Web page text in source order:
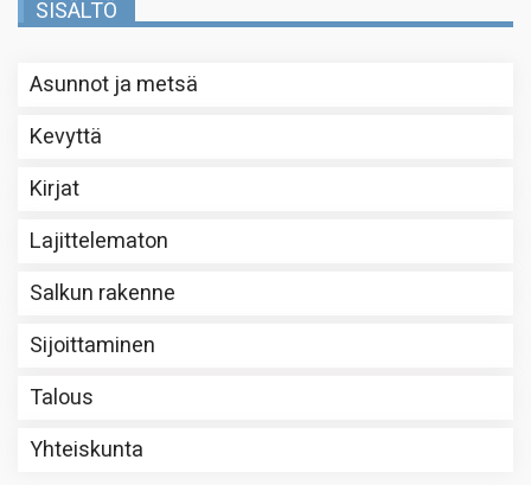
SISÄLTÖ
Asunnot ja metsä
Kevyttä
Kirjat
Lajittelematon
Salkun rakenne
Sijoittaminen
Talous
Yhteiskunta